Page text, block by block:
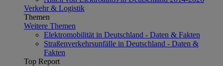
Verkehr & Logistik
Themen
Weitere Themen
Elektromobilität in Deutschland - Daten & Fakten
Straßenverkehrsunfälle in Deutschland - Daten &
Fakten
Top Report